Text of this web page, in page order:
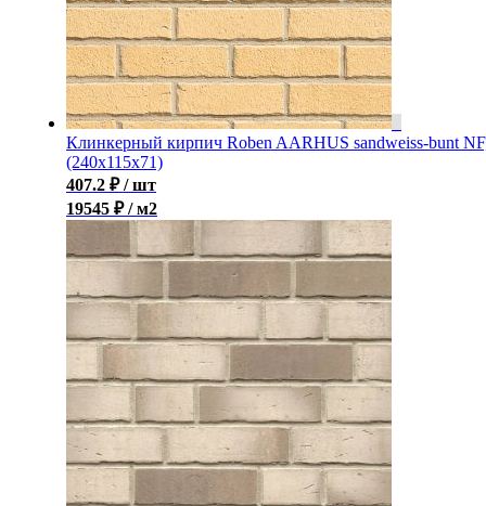
Клинкерный кирпич Roben AARHUS sandweiss-bunt
(240х115х71)
407.2 ₽ / шт
19545 ₽ / м2